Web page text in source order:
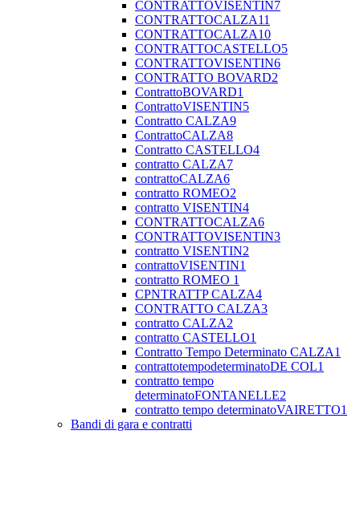
CONTRATTOVISENTIN7
CONTRATTOCALZA11
CONTRATTOCALZA10
CONTRATTOCASTELLO5
CONTRATTOVISENTIN6
CONTRATTO BOVARD2
ContrattoBOVARD1
ContrattoVISENTIN5
Contratto CALZA9
ContrattoCALZA8
Contratto CASTELLO4
contratto CALZA7
contrattoCALZA6
contratto ROMEO2
contratto VISENTIN4
CONTRATTOCALZA6
CONTRATTOVISENTIN3
contratto VISENTIN2
contrattoVISENTIN1
contratto ROMEO 1
CPNTRATTP CALZA4
CONTRATTO CALZA3
contratto CALZA2
contratto CASTELLO1
Contratto Tempo Determinato CALZA1
contrattotempodeterminatoDE COL1
contratto tempo
determinatoFONTANELLE2
contratto tempo determinatoVAIRETTO1
Bandi di gara e contratti